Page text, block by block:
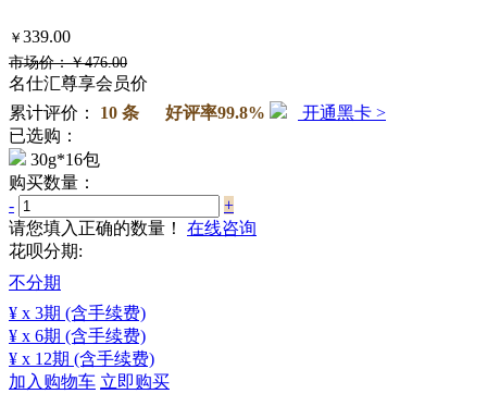
￥ 339.00
市场价：￥476.00
名仕汇尊享会员价
累计评价：
10 条 好评率99.8%
开通黑卡 >
已选购：
30g*16包
购买数量：
-
+
请您填入正确的数量！
在线咨询
花呗分期:
不分期
¥ x 3期 (含手续费)
¥ x 6期 (含手续费)
¥ x 12期 (含手续费)
加入购物车 立即购买